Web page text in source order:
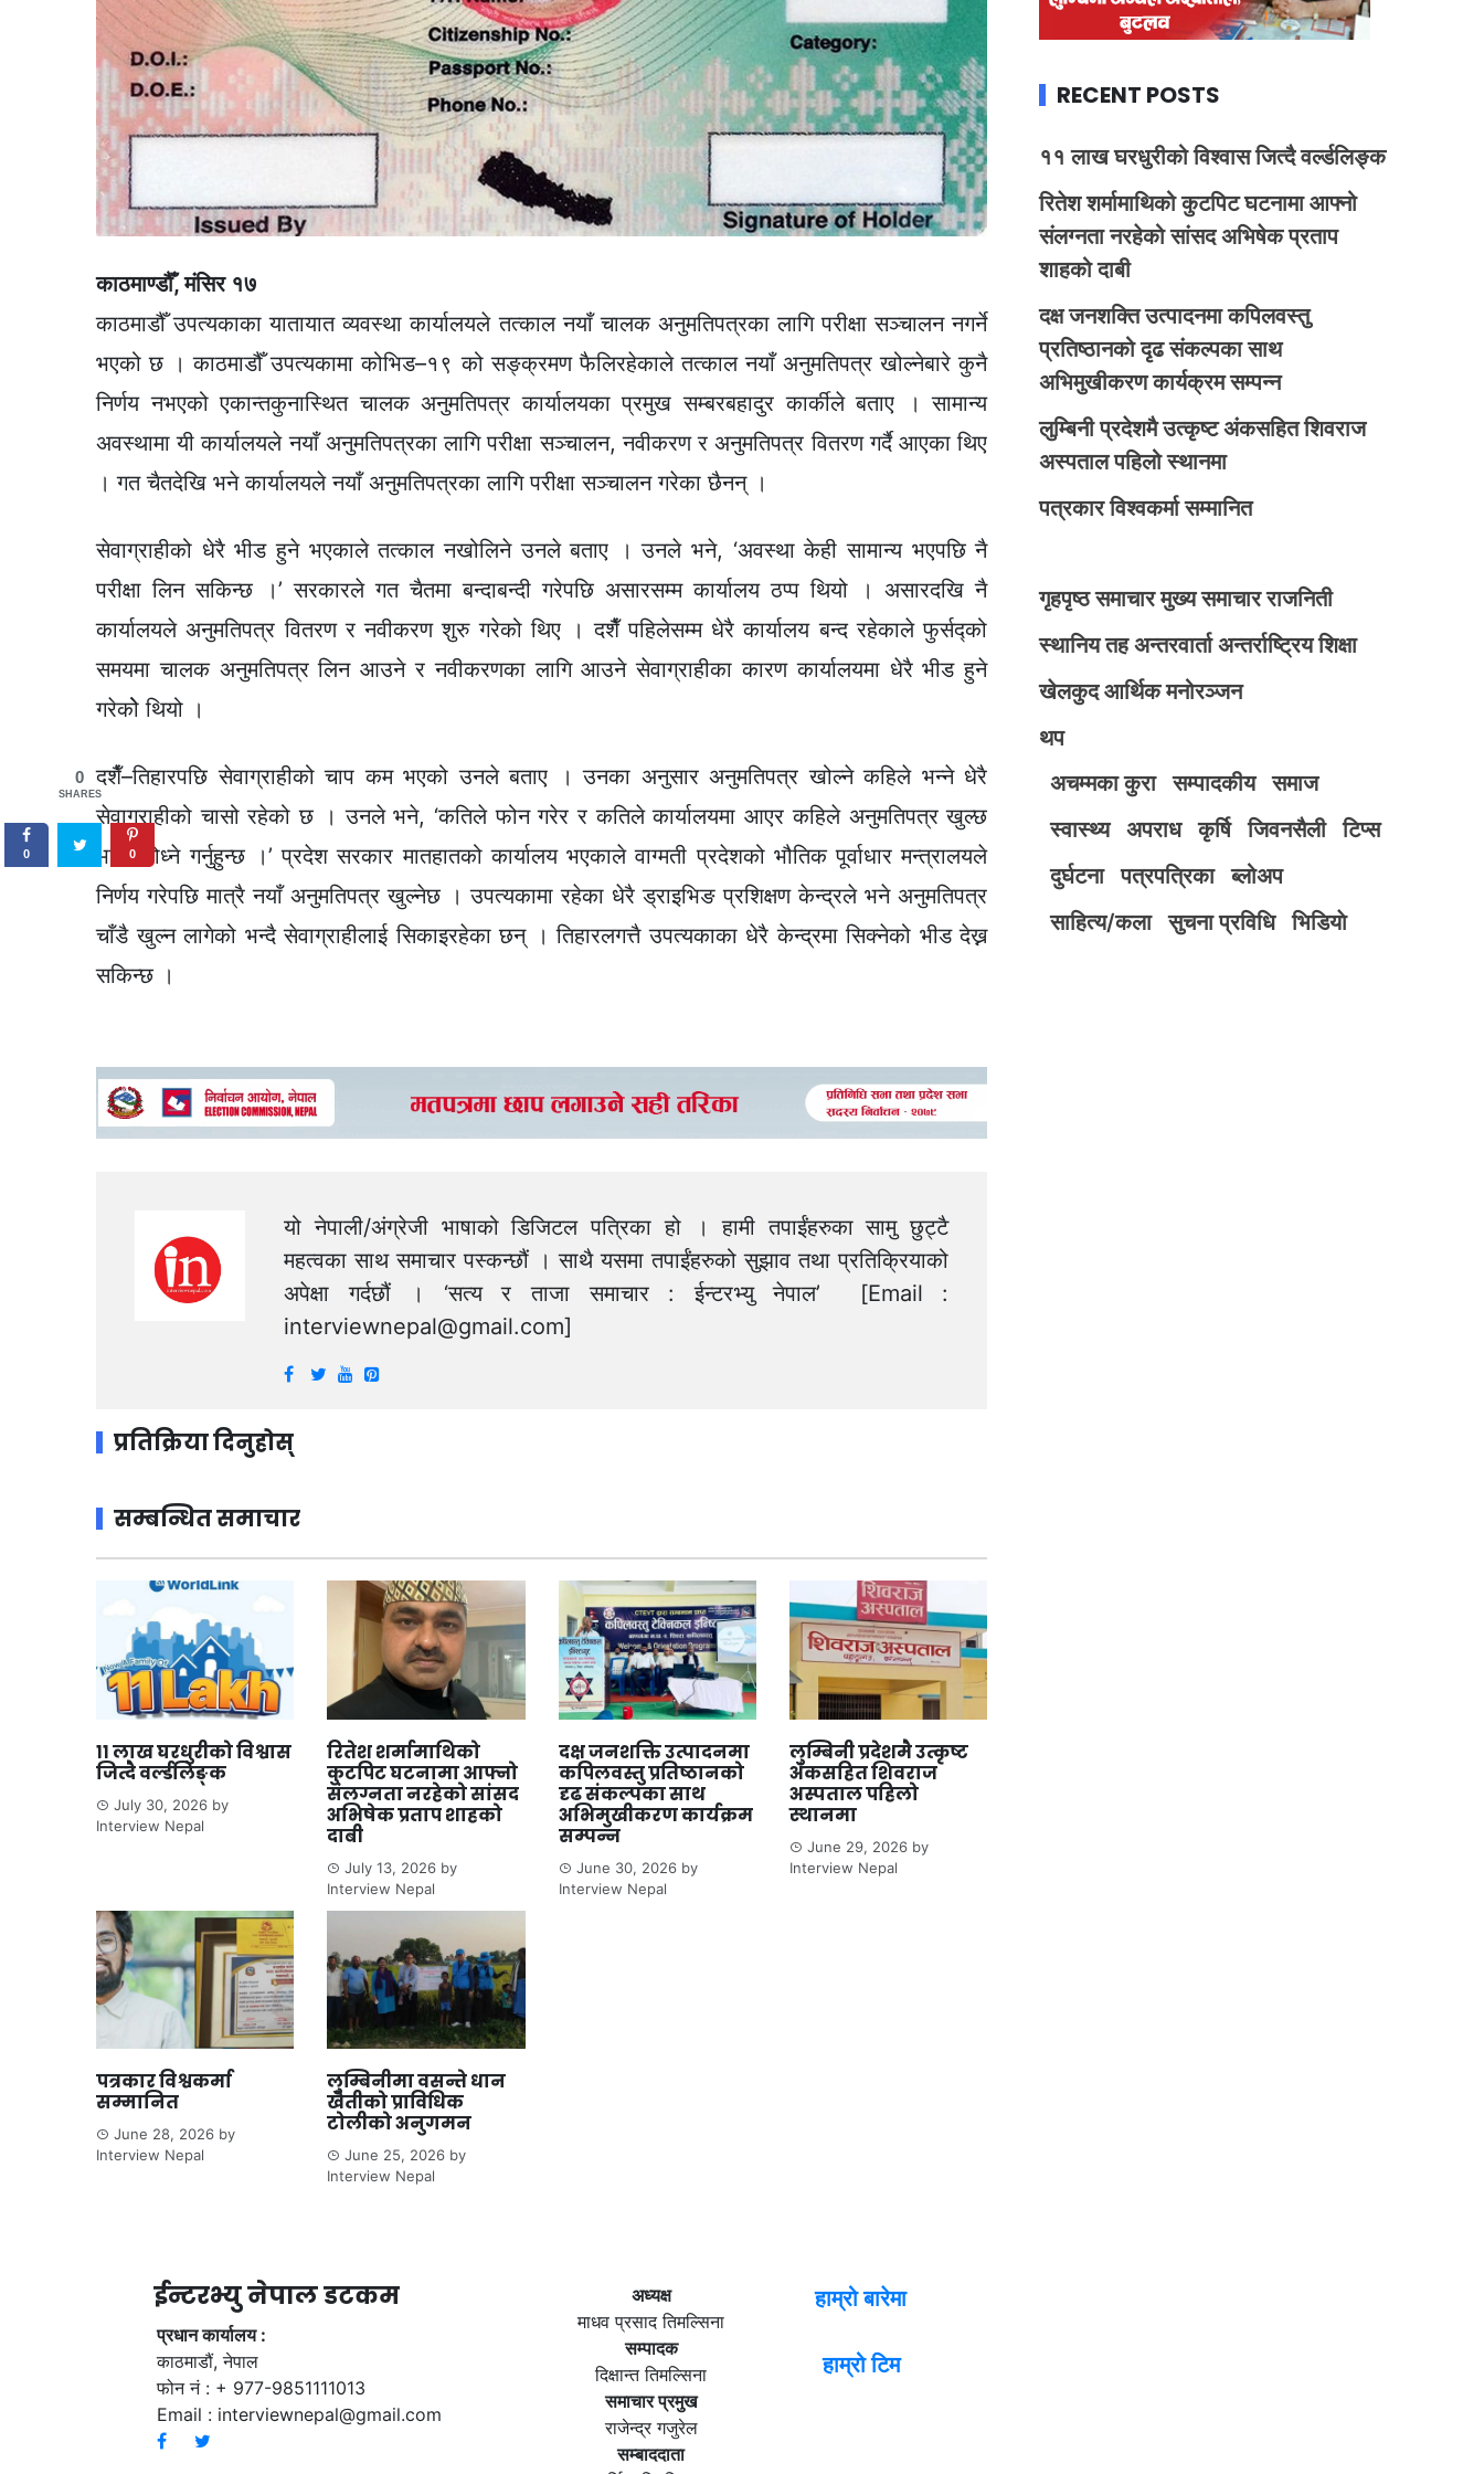
काठमाण्डौँ, मंसिर १७
काठमाडौँ उपत्यकाका यातायात व्यवस्था कार्यालयले तत्काल नयाँ चालक अनुमतिपत्रका लागि परीक्षा सञ्चालन नगर्ने
भएको छ । काठमाडौँ उपत्यकामा कोभिड–१९ को सङ्क्रमण फैलिरहेकाले तत्काल नयाँ अनुमतिपत्र खोल्नेबारे कुनै
निर्णय नभएको एकान्तकुनास्थित चालक अनुमतिपत्र कार्यालयका प्रमुख सम्बरबहादुर कार्कीले बताए । सामान्य
अवस्थामा यी कार्यालयले नयाँ अनुमतिपत्रका लागि परीक्षा सञ्चालन, नवीकरण र अनुमतिपत्र वितरण गर्दै आएका थिए
। गत चैतदेखि भने कार्यालयले नयाँ अनुमतिपत्रका लागि परीक्षा सञ्चालन गरेका छैनन् ।
सेवाग्राहीको धेरै भीड हुने भएकाले तत्काल नखोलिने उनले बताए । उनले भने, ‘अवस्था केही सामान्य भएपछि नै
परीक्षा लिन सकिन्छ ।’ सरकारले गत चैतमा बन्दाबन्दी गरेपछि असारसम्म कार्यालय ठप्प थियो । असारदखि नै
कार्यालयले अनुमतिपत्र वितरण र नवीकरण शुरु गरेको थिए । दशैँ पहिलेसम्म धेरै कार्यालय बन्द रहेकाले फुर्सद्को
समयमा चालक अनुमतिपत्र लिन आउने र नवीकरणका लागि आउने सेवाग्राहीका कारण कार्यालयमा धेरै भीड हुने
गरेकोे थियो ।
दशैँ–तिहारपछि सेवाग्राहीको चाप कम भएको उनले बताए । उनका अनुसार अनुमतिपत्र खोल्ने कहिले भन्ने धेरै
सेवाग्राहीको चासो रहेको छ । उनले भने, ‘कतिले फोन गरेर र कतिले कार्यालयमा आएर कहिले अनुमतिपत्र खुल्छ
भनेर सोध्ने गर्नुहुन्छ ।’ प्रदेश सरकार मातहातको कार्यालय भएकाले वाग्मती प्रदेशको भौतिक पूर्वाधार मन्त्रालयले
निर्णय गरेपछि मात्रै नयाँ अनुमतिपत्र खुल्नेछ । उपत्यकामा रहेका धेरै ड्राइभिङ प्रशिक्षण केन्द्रले भने अनुमतिपत्र
चाँडै खुल्न लागेको भन्दै सेवाग्राहीलाई सिकाइरहेका छन् । तिहारलगत्तै उपत्यकाका धेरै केन्द्रमा सिक्नेको भीड देख्न
सकिन्छ ।
यो नेपाली/अंग्रेजी भाषाको डिजिटल पत्रिका हो । हामी तपाईंहरुका सामु छुट्टै
महत्वका साथ समाचार पस्कन्छौं । साथै यसमा तपाईंहरुको सुझाव तथा प्रतिक्रियाको
अपेक्षा गर्दछौं । ‘सत्य र ताजा समाचार : ईन्टरभ्यु नेपाल’ [Email :
interviewnepal@gmail.com]
प्रतिक्रिया दिनुहोस्
सम्बन्धित समाचार
११ लाख घरधुरीको विश्वास
जित्दै वर्ल्डलिङ्क
July 30, 2026 by
Interview Nepal
रितेश शर्मामाथिको
कुटपिट घटनामा आफ्नो
संलग्नता नरहेको सांसद
अभिषेक प्रताप शाहको
दाबी
July 13, 2026 by
Interview Nepal
दक्ष जनशक्ति उत्पादनमा
कपिलवस्तु प्रतिष्ठानको
दृढ संकल्पका साथ
अभिमुखीकरण कार्यक्रम
सम्पन्न
June 30, 2026by
Interview Nepal
लुम्बिनी प्रदेशमै उत्कृष्ट
अंकसहित शिवराज
अस्पताल पहिलो
स्थानमा
June 29, 2026by
Interview Nepal
पत्रकार विश्वकर्मा
सम्मानित
June 28, 2026 by
Interview Nepal
लुम्बिनीमा वसन्ते धान
खेतीको प्राविधिक
टोलीको अनुगमन
June 25, 2026 by
Interview Nepal
RECENT POSTS
११ लाख घरधुरीको विश्वास जित्दै वर्ल्डलिङ्क
रितेश शर्मामाथिको कुटपिट घटनामा आफ्नो
संलग्नता नरहेको सांसद अभिषेक प्रताप
शाहको दाबी
दक्ष जनशक्ति उत्पादनमा कपिलवस्तु
प्रतिष्ठानको दृढ संकल्पका साथ
अभिमुखीकरण कार्यक्रम सम्पन्न
लुम्बिनी प्रदेशमै उत्कृष्ट अंकसहित शिवराज
अस्पताल पहिलो स्थानमा
पत्रकार विश्वकर्मा सम्मानित
गृहपृष्ठ समाचार मुख्य समाचार राजनिती
स्थानिय तह अन्तरवार्ता अन्तर्राष्ट्रिय शिक्षा
खेलकुद आर्थिक मनोरञ्जन
थप
अचम्मका कुरा
सम्पादकीय
समाज
स्वास्थ्य
अपराध कृर्षि जिवनसैली
टिप्स
दुर्घटना
पत्रपत्रिका
ब्लोअप
साहित्य/कला
सुचना प्रविधि भिडियाे
ईन्टरभ्यु नेपाल डटकम
प्रधान कार्यालय :
काठमाडौं, नेपाल
फोन नं : + 977-9851111013
Email : interviewnepal@gmail.com
अध्यक्ष
माधव प्रसाद तिमल्सिना
सम्पादक
दिक्षान्त तिमल्सिना
समाचार प्रमुख
राजेन्द्र गजुरेल
सम्बाददाता
हाम्रो बारेमा
हाम्रो टिम
0
SHARES
0 0